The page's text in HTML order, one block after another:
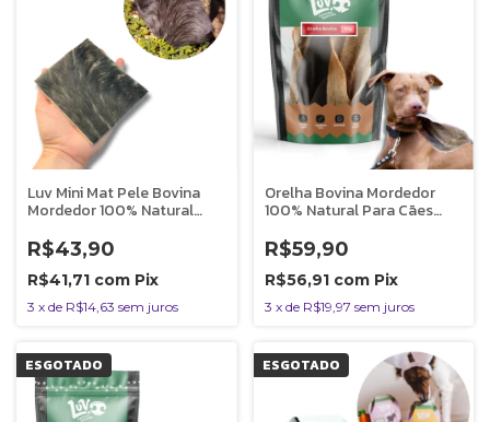
Luv Mini Mat Pele Bovina
Mordedor 100% Natural
R$43,90
R$41,71 com Pix
3 x de R$14,63 sem juros
Orelha Bovina Mordedor
100% Natural Para Cães
R$59,90
R$56,91 com Pix
3 x de R$19,97 sem juros
ESGOTADO ESGOTADO